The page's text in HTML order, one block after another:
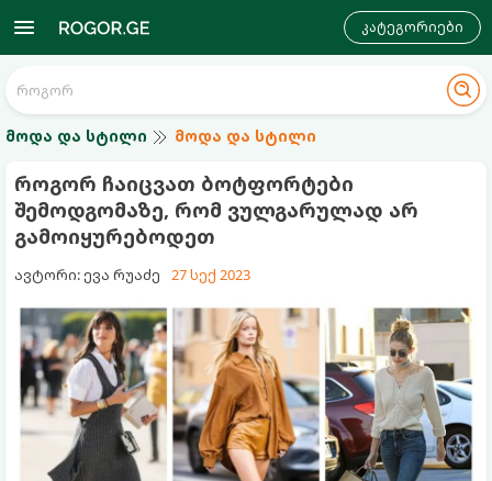
კატეგორიები
მოდა და სტილი მოდა და სტილი
როგორ ჩაიცვათ ბოტფორტები
შემოდგომაზე, რომ ვულგარულად არ
გამოიყურებოდეთ
ავტორი: ევა რუაძე 27 სექ 2023